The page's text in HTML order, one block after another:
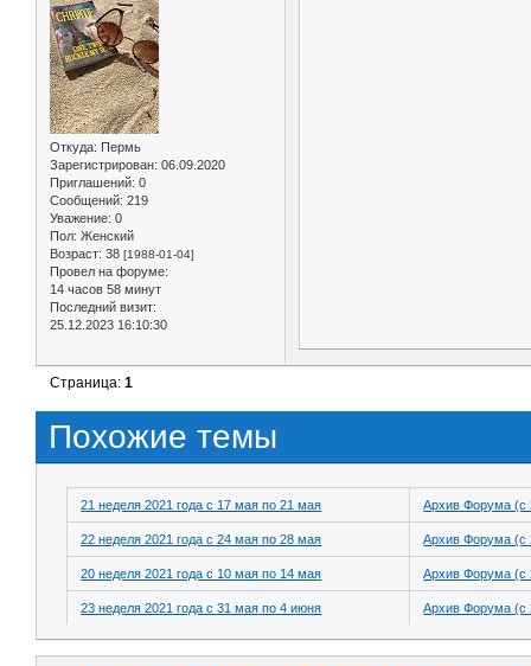
Откуда: Пермь
Зарегистрирован: 06.09.2020
Приглашений: 0
Сообщений: 219
Уважение: 0
Пол: Женский
Возраст: 38 [1988-01-04]
Провел на форуме:
14 часов 58 минут
Последний визит:
25.12.2023 16:10:30
Страница:1
Похожие темы
21 неделя 2021 года с 17 мая по 21 мая Архив Форума (с
22 неделя 2021 года с 24 мая по 28 мая Архив Форума (с
20 неделя 2021 года с 10 мая по 14 мая Архив Форума (с
23 неделя 2021 года с 31 мая по 4 июня Архив Форума (с